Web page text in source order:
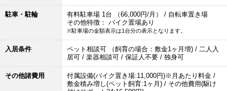
駐車・駐輪
有料駐車場 1台 （66,000円/月） / 自転車置き場
その他特徴： バイク置場あり
※駐車場の金額表示は1台分の表示となります。
入居条件
ペット相談可 （飼育の場合：敷金1ヶ月増) / 二人入
居可 / 楽器相談可 / 保証人不要 / 独身可
その他諸費用
付属設備(バイク置き場:11,000円)※月あたり料金 /
敷金積み増し(ペット飼育:1ヶ月) / その他費用(駆け